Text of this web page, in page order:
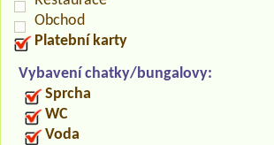
Obchod
Platební karty
Vybavení chatky/bungalovy:
Sprcha
WC
Voda